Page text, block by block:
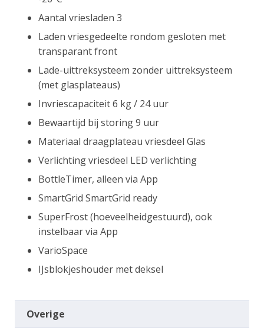
Aantal vriesladen 3
Laden vriesgedeelte rondom gesloten met
transparant front
Lade-uittreksysteem zonder uittreksysteem
(met glasplateaus)
Invriescapaciteit 6 kg / 24 uur
Bewaartijd bij storing 9 uur
Materiaal draagplateau vriesdeel Glas
Verlichting vriesdeel LED verlichting
BottleTimer, alleen via App
SmartGrid SmartGrid ready
SuperFrost (hoeveelheidgestuurd), ook
instelbaar via App
VarioSpace
IJsblokjeshouder met deksel
Overige